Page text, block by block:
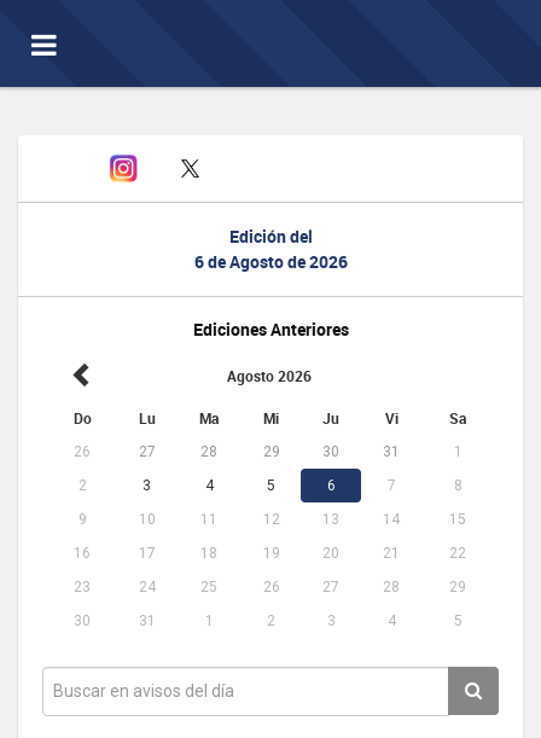
Toggle
navigation
Edición del
6 de Agosto de 2026
Ediciones Anteriores
Agosto 2026
Do Lu Ma Mi Ju Vi Sa
26 27 28 29 30 31
1
2
3 4 5 6 7
8
9
10 11 12 13 14
15
16
17 18 19 20 21
22
23
24 25 26 27 28
29
30
31 1 2 3 4 5